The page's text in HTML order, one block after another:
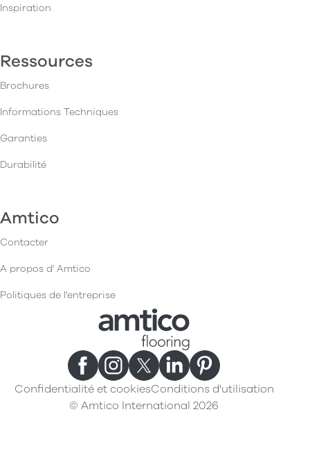
Inspiration
Ressources
Brochures
Informations Techniques
Garanties
Durabilité
Amtico
Contacter
A propos d' Amtico
Politiques de l'entreprise
Confidentialité et cookiesConditions d'utilisation
© Amtico International 2026